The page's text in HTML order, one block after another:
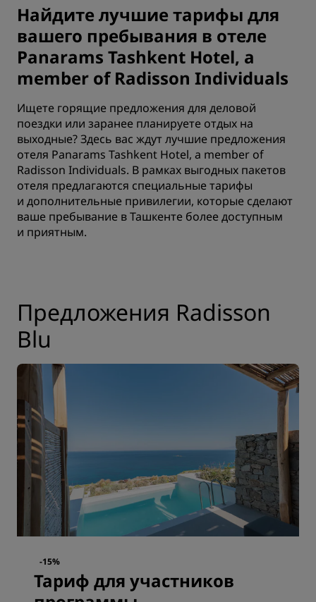
Найдите лучшие тарифы для
вашего пребывания в отеле
Panarams Tashkent Hotel, a
member of Radisson Individuals
Ищете горящие предложения для деловой
поездки или заранее планируете отдых на
выходные? Здесь вас ждут лучшие предложения
отеля Panarams Tashkent Hotel, a member of
Radisson Individuals. В рамках выгодных пакетов
отеля предлагаются специальные тарифы
и дополнительные привилегии, которые сделают
ваше пребывание в Ташкенте более доступным
и приятным.
Предложения Radisson
Blu
-15%
Тариф для участников